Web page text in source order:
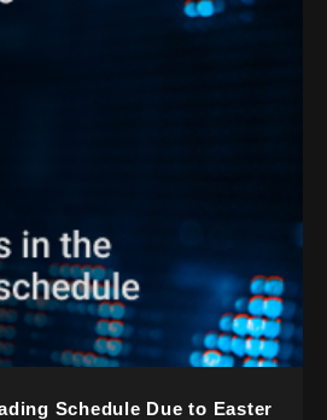
Schedule Due to Easter